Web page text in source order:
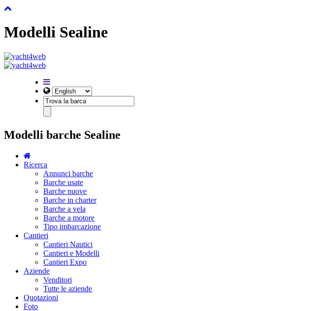
Modelli Sealine
Modelli barche Sealine
Ricerca
Annunci barche
Barche usate
Barche nuove
Barche in charter
Barche a vela
Barche a motore
Tipo imbarcazione
Cantieri
Cantieri Nautici
Cantieri e Modelli
Cantieri Expo
Aziende
Venditori
Tutte le aziende
Quotazioni
Foto